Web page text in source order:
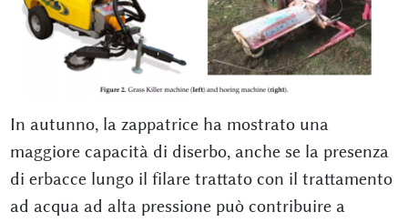
In autunno, la zappatrice ha mostrato una
maggiore capacità di diserbo, anche se la presenza
di erbacce lungo il filare trattato con il trattamento
ad acqua ad alta pressione può contribuire a